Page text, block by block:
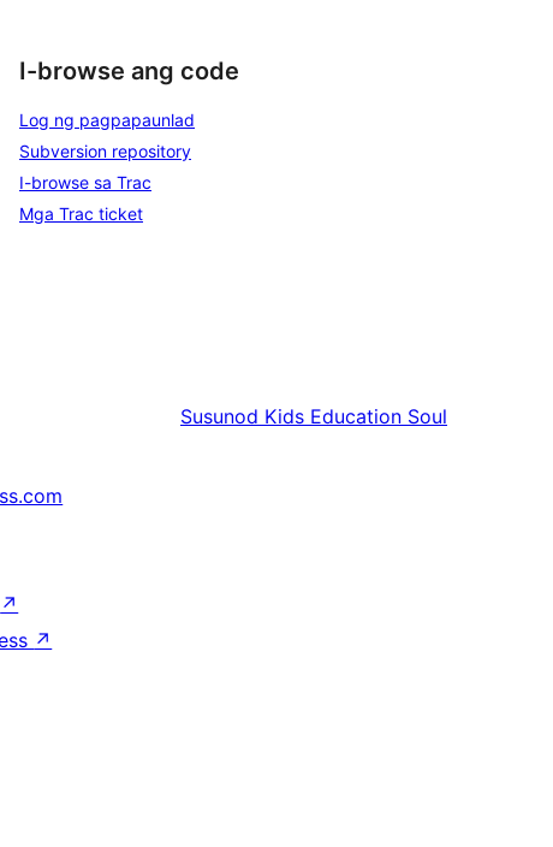
I-browse ang code
Log ng pagpapaunlad
Subversion repository
I-browse sa Trac
Mga Trac ticket
Susunod Kids Education Soul
↗
↗